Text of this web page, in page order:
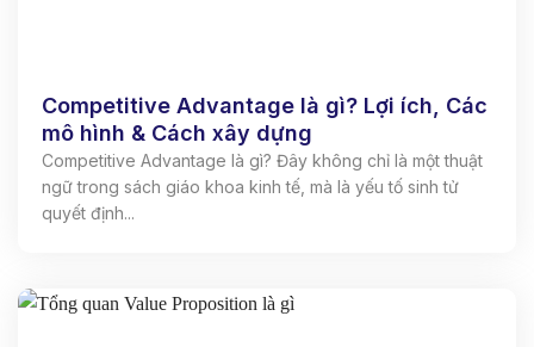
Competitive Advantage là gì? Lợi ích, Các
mô hình & Cách xây dựng
Competitive Advantage là gì? Đây không chỉ là một thuật
ngữ trong sách giáo khoa kinh tế, mà là yếu tố sinh tử
quyết định...